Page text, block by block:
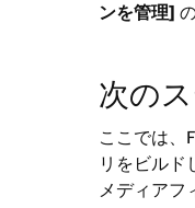
ンを管理]
次の
ここでは、
リをビルド
メディアフ